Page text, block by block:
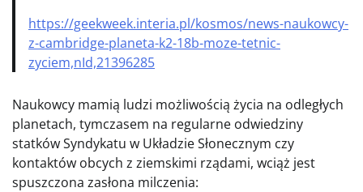
https://geekweek.interia.pl/kosmos/news-naukowcy-
z-cambridge-planeta-k2-18b-moze-tetnic-
zyciem,nId,21396285
Naukowcy mamią ludzi możliwością życia na odległych
planetach, tymczasem na regularne odwiedziny
statków Syndykatu w Układzie Słonecznym czy
kontaktów obcych z ziemskimi rządami, wciąż jest
spuszczona zasłona milczenia: